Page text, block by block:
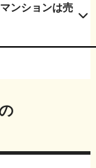
ンションは売